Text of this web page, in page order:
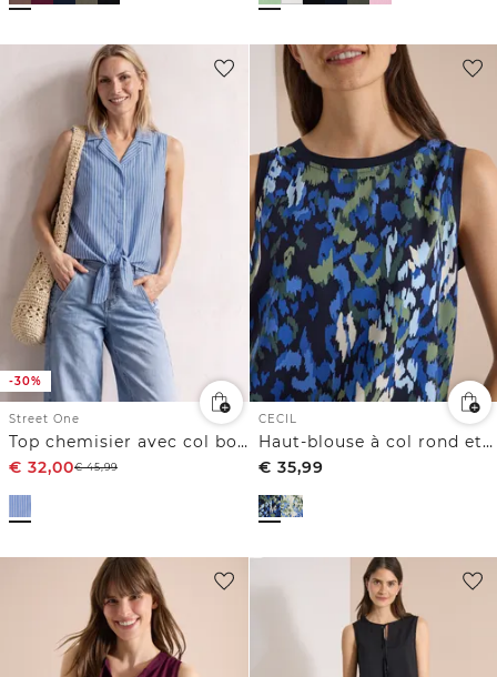
-30%
Street One
Top chemisier avec col bowling et nœuds
€ 32,00€45,99
CECIL
Haut-blouse à col rond et imprimé
€ 35,99